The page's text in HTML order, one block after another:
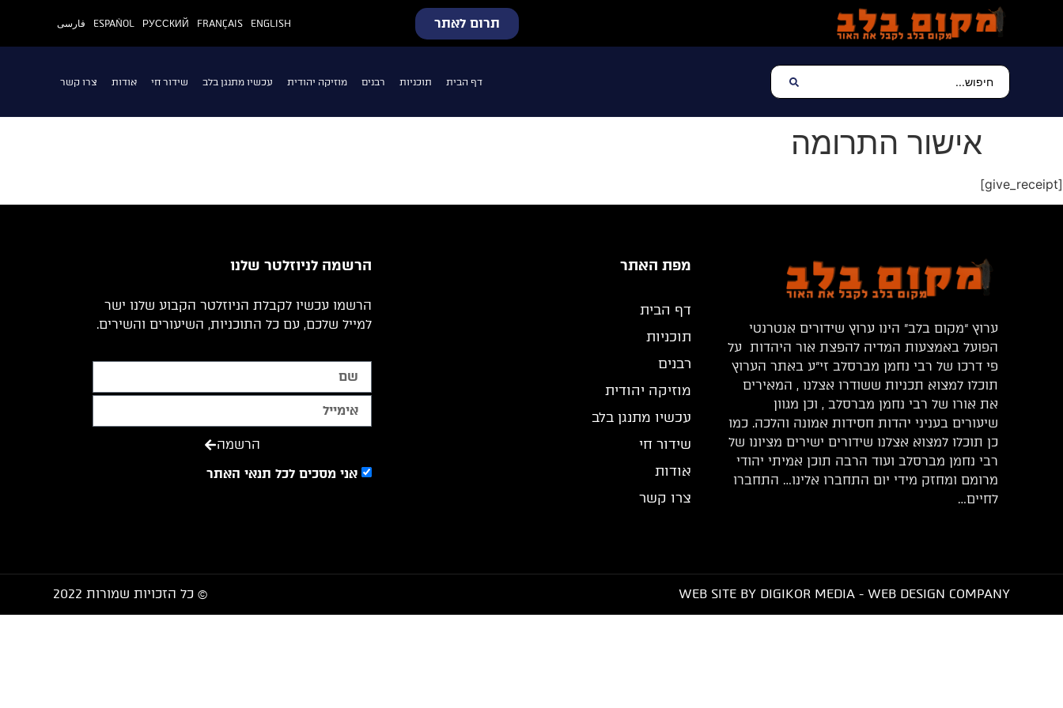
תרום לאתר ENGLISH
FRANÇAIS
РУССКИЙ
ESPAÑOL فارسی
דף הבית תוכניות רבנים מוזיקה יהודית עכשיו מתנגן בלב שידור חי אודות צרו קשר
אישור התרומה
[give_receipt]
ערוץ “מקום בלב” הינו ערוץ שידורים אנטרנטי
הפועל באמצעות המדיה להפצת אור היהדות על
פי דרכו של רבי נחמן מברסלב זי”ע באתר הערוץ
תוכלו למצוא תכניות ששודרו אצלנו , המאירים
את אורו של רבי נחמן מברסלב , וכן מגוון
שיעורים בעניני יהדות חסידות אמונה והלכה. כמו
כן תוכלו למצוא אצלנו שידורים ישירים מציונו של
רבי נחמן מברסלב ועוד הרבה תוכן אמיתי יהודי
מרומם ומחזק מידי יום התחברו אלינו… התחברו
לחיים…
מפת האתר
דף הבית
תוכניות
רבנים
מוזיקה יהודית
עכשיו מתנגן בלב
שידור חי
אודות
צרו קשר
הרשמה לניוזלטר שלנו
הרשמו עכשיו לקבלת הניוזלטר הקבוע שלנו ישר
למייל שלכם, עם כל התוכניות, השיעורים והשירים.
אני מסכים לכל תנאי האתר
הרשמה
WEB SITE BY DIGIKOR MEDIA - WEB DESIGN COMPANY © כל הזכויות שמורות 2022